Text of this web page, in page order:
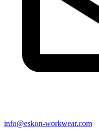
info@eskon-workwear.com